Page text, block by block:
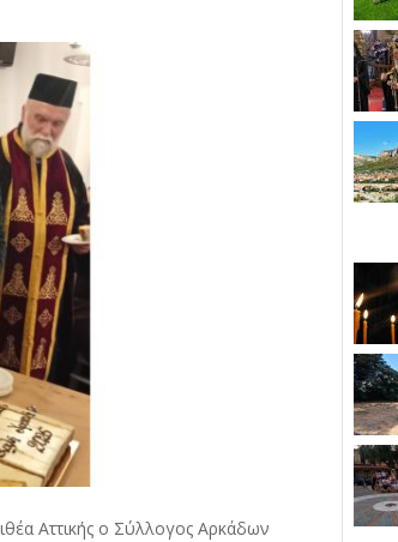
Αττικής ο Σύλλογος Αρκάδων